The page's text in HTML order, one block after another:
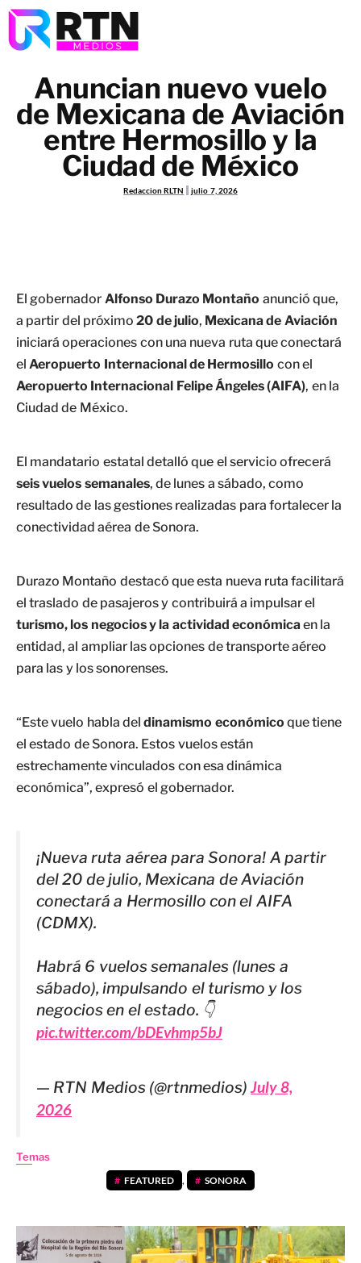
Anuncian nuevo vuelo
de Mexicana de Aviación
entre Hermosillo y la
Ciudad de México
Redaccion RLTN julio 7, 2026
El gobernador Alfonso Durazo Montaño anunció que,
a partir del próximo20 de julio, Mexicana de Aviación
iniciará operaciones con una nueva ruta que conectará
elAeropuerto Internacional de Hermosillo con el
Aeropuerto Internacional Felipe Ángeles (AIFA), en la
Ciudad de México.
El mandatario estatal detalló que el servicio ofrecerá
seis vuelos semanales, de lunes a sábado, como
resultado de las gestiones realizadas para fortalecer la
conectividad aérea de Sonora.
Durazo Montaño destacó que esta nueva ruta facilitará
el traslado de pasajeros y contribuirá a impulsar el
turismo, los negocios y la actividad económicaen la
entidad, al ampliar las opciones de transporte aéreo
para las y los sonorenses.
“Este vuelo habla deldinamismo económico que tiene
el estado de Sonora. Estos vuelos están
estrechamente vinculados con esa dinámica
económica”, expresó el gobernador.
¡Nueva ruta aérea para Sonora! A partir
del 20 de julio, Mexicana de Aviación
conectará a Hermosillo con el AIFA
(CDMX).
Habrá 6 vuelos semanales (lunes a
sábado), impulsando el turismo y los
negocios en el estado. 👇
pic.twitter.com/bDEvhmp5bJ
— RTN Medios (@rtnmedios)July 8,
2026
Temas
FEATURED , SONORA